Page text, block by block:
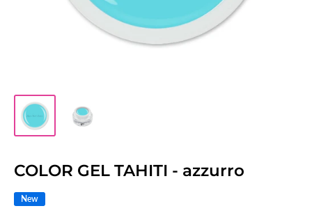
COLOR GEL TAHITI - azzurro
New